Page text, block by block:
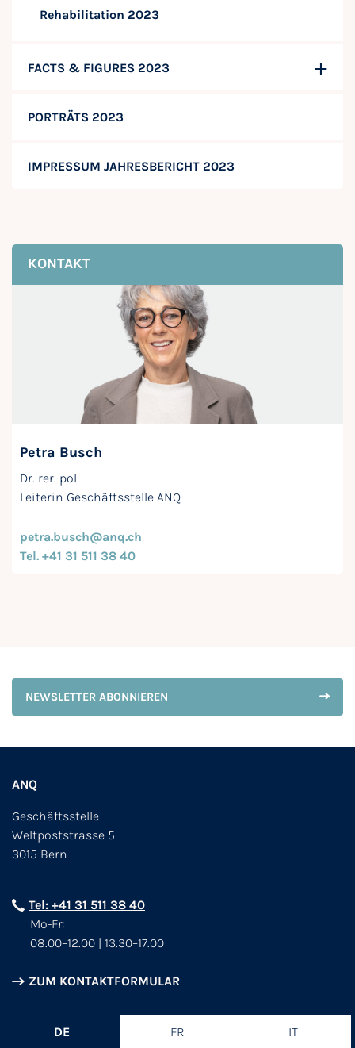
Rehabilitation 2023
FACTS & FIGURES 2023
PORTRÄTS 2023
IMPRESSUM JAHRESBERICHT 2023
KONTAKT
Petra Busch
Dr. rer. pol.
Leiterin Geschäftsstelle ANQ
petra.busch@anq.ch
Tel. +41 31 511 38 40
NEWSLETTER ABONNIEREN
ANQ
Geschäftsstelle
Weltpoststrasse 5
3015 Bern
Tel: +41 31 511 38 40
Mo-Fr:
08.00–12.00 | 13.30–17.00
ZUM KONTAKTFORMULAR
DE FR IT